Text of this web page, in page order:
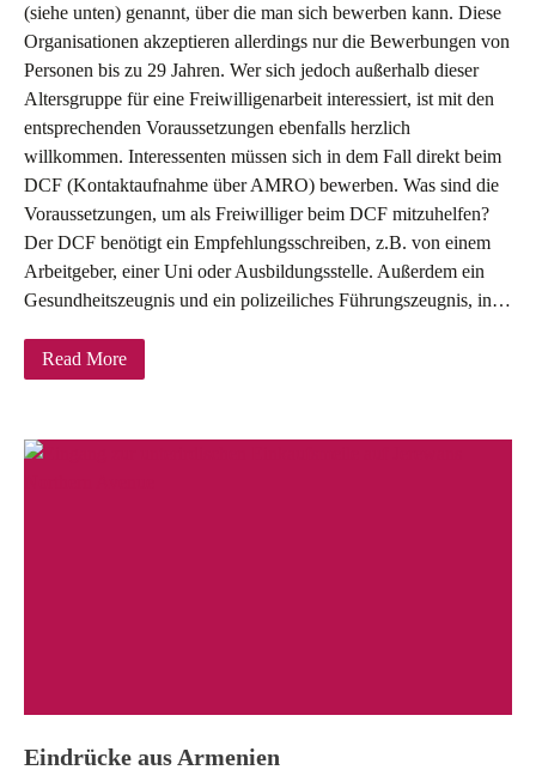
(siehe unten) genannt, über die man sich bewerben kann. Diese
Organisationen akzeptieren allerdings nur die Bewerbungen von
Personen bis zu 29 Jahren. Wer sich jedoch außerhalb dieser
Altersgruppe für eine Freiwilligenarbeit interessiert, ist mit den
entsprechenden Voraussetzungen ebenfalls herzlich
willkommen. Interessenten müssen sich in dem Fall direkt beim
DCF (Kontaktaufnahme über AMRO) bewerben. Was sind die
Voraussetzungen, um als Freiwilliger beim DCF mitzuhelfen?
Der DCF benötigt ein Empfehlungsschreiben, z.B. von einem
Arbeitgeber, einer Uni oder Ausbildungsstelle. Außerdem ein
Gesundheitszeugnis und ein polizeiliches Führungszeugnis, in…
Read More
Eindrücke aus Armenien